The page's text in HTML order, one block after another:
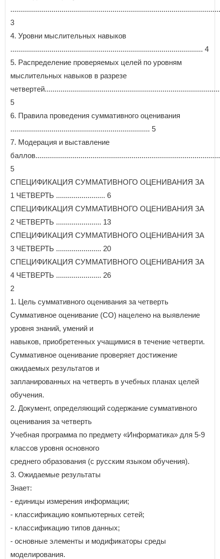
3
4. Уровни мыслительных навыков
.................................................................................................. 4
5. Распределение проверяемых целей по уровням
мыслительных навыков в разрезе
5
6. Правила проведения суммативного оценивания
....................................................................... 5
7. Модерация и выставление
5
СПЕЦИФИКАЦИЯ СУММАТИВНОГО ОЦЕНИВАНИЯ ЗА
1 ЧЕТВЕРТЬ ......................... 6
СПЕЦИФИКАЦИЯ СУММАТИВНОГО ОЦЕНИВАНИЯ ЗА
2 ЧЕТВЕРТЬ ....................... 13
СПЕЦИФИКАЦИЯ СУММАТИВНОГО ОЦЕНИВАНИЯ ЗА
3 ЧЕТВЕРТЬ ....................... 20
СПЕЦИФИКАЦИЯ СУММАТИВНОГО ОЦЕНИВАНИЯ ЗА
4 ЧЕТВЕРТЬ ....................... 26
2
1. Цель суммативного оценивания за четверть
Суммативное оценивание (СО) нацелено на выявление
уровня знаний, умений и
навыков, приобретенных учащимися в течение четверти.
Суммативное оценивание проверяет достижение
ожидаемых результатов и
запланированных на четверть в учебных планах целей
обучения.
2. Документ, определяющий содержание суммативного
оценивания за четверть
Учебная программа по предмету «Информатика» для 5-9
классов уровня основного
среднего образования (с русским языком обучения).
3. Ожидаемые результаты
Знает:
- единицы измерения информации;
- классификацию компьютерных сетей;
- классификацию типов данных;
- основные элементы и модификаторы среды
моделирования.